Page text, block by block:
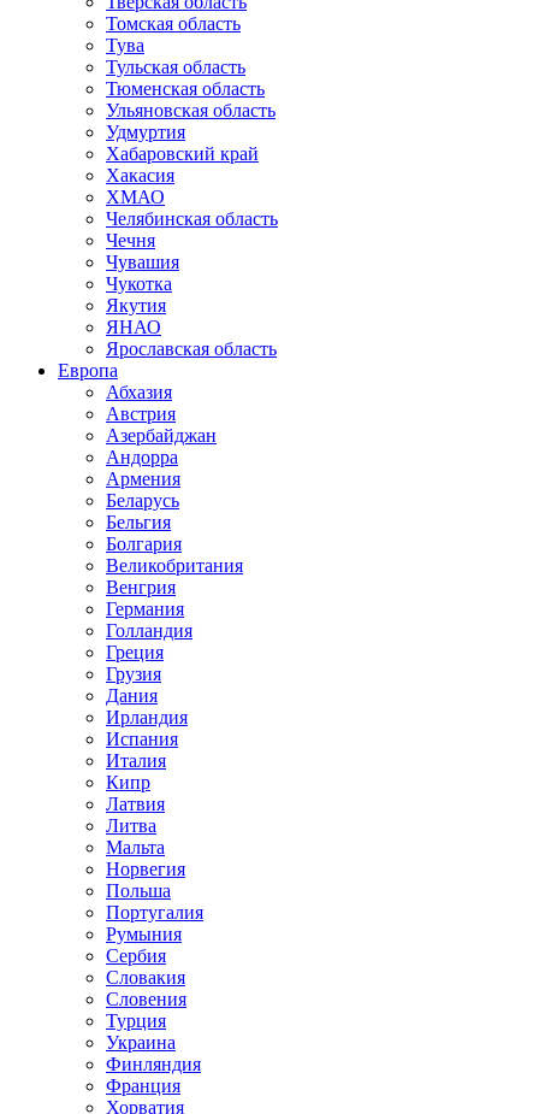
Томская область
Тува
Тульская область
Тюменская область
Ульяновская область
Удмуртия
Хабаровский край
Хакасия
ХМАО
Челябинская область
Чечня
Чувашия
Чукотка
Якутия
ЯНАО
Ярославская область
Европа
Абхазия
Австрия
Азербайджан
Андорра
Армения
Беларусь
Бельгия
Болгария
Великобритания
Венгрия
Германия
Голландия
Греция
Грузия
Дания
Ирландия
Испания
Италия
Кипр
Латвия
Литва
Мальта
Норвегия
Польша
Португалия
Румыния
Сербия
Словакия
Словения
Турция
Украина
Финляндия
Франция
Хорватия